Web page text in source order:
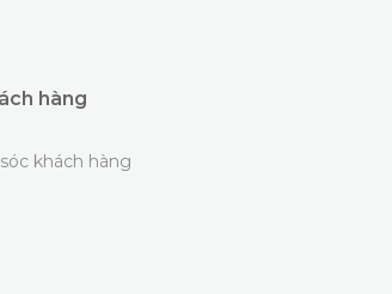
hàng
khách hàng